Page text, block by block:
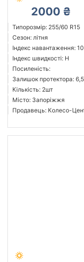
2000 ₴
Типорозмір: 255/60 R15
Сезон: літня
Індекс навантаження:
Індекс швидкості: H
Посиленість:
Залишок протектора:
Кількість: 2шт
Місто: Запоріжжя
Продавець: Колесо-